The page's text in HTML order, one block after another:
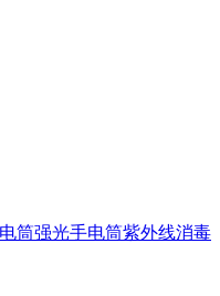
筒强光手电筒紫外线消毒